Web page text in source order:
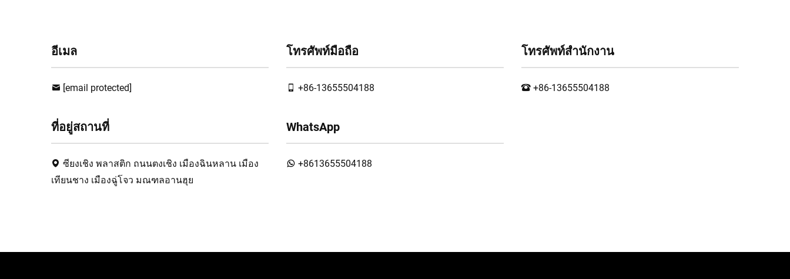
อีเมล
[email protected]
โทรศัพท์มือถือ
+86-13655504188
โทรศัพท์สำนักงาน
+86-13655504188
ที่อยู่สถานที่
ซียงเชิง พลาสติก ถนนตงเชิง เมืองฉินหลาน เมือง
เทียนชาง เมืองฉู่โจว มณฑลอานฮุย
WhatsApp
+8613655504188